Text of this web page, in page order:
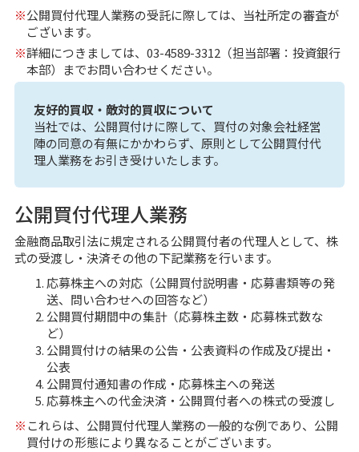
※公開買付代理人業務の受託に際しては、当社所定の審査が
ございます。
※詳細につきましては、03-4589-3312（担当部署：投資銀行
本部）までお問い合わせください。
友好的買収・敵対的買収について
当社では、公開買付けに際して、買付の対象会社経営
陣の同意の有無にかかわらず、原則として公開買付代
理人業務をお引き受けいたします。
公開買付代理人業務
金融商品取引法に規定される公開買付者の代理人として、株
式の受渡し・決済その他の下記業務を行います。
応募株主への対応（公開買付説明書・応募書類等の発
送、問い合わせへの回答など）
公開買付期間中の集計（応募株主数・応募株式数な
ど）
公開買付けの結果の公告・公表資料の作成及び提出・
公表
公開買付通知書の作成・応募株主への発送
応募株主への代金決済・公開買付者への株式の受渡し
※これらは、公開買付代理人業務の一般的な例であり、公開
買付けの形態により異なることがございます。